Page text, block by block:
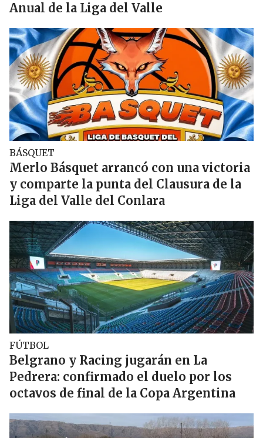
Anual de la Liga del Valle
BÁSQUET
Merlo Básquet arrancó con una victoria
y comparte la punta del Clausura de la
Liga del Valle del Conlara
FÚTBOL
Belgrano y Racing jugarán en La
Pedrera: confirmado el duelo por los
octavos de final de la Copa Argentina